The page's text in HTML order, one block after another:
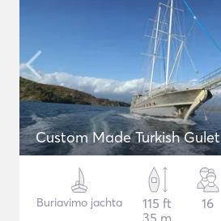
Custom Made Turkish Gulet
Buriavimo jachta
115 ft
35 m
16